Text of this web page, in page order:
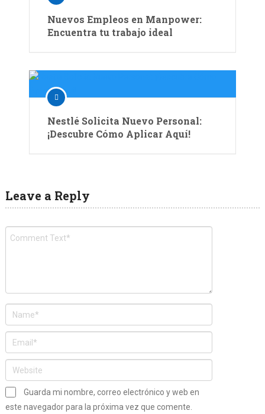
Nuevos Empleos en Manpower:
Encuentra tu trabajo ideal
Nestlé Solicita Nuevo Personal:
¡Descubre Cómo Aplicar Aquí!
Leave a Reply
Guarda mi nombre, correo electrónico y web en
este navegador para la próxima vez que comente.